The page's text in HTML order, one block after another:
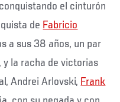
el cinturón
de Fabricio
a sus 38 años, un par
, y la racha de victorias
Andrei Arlovski, Frank